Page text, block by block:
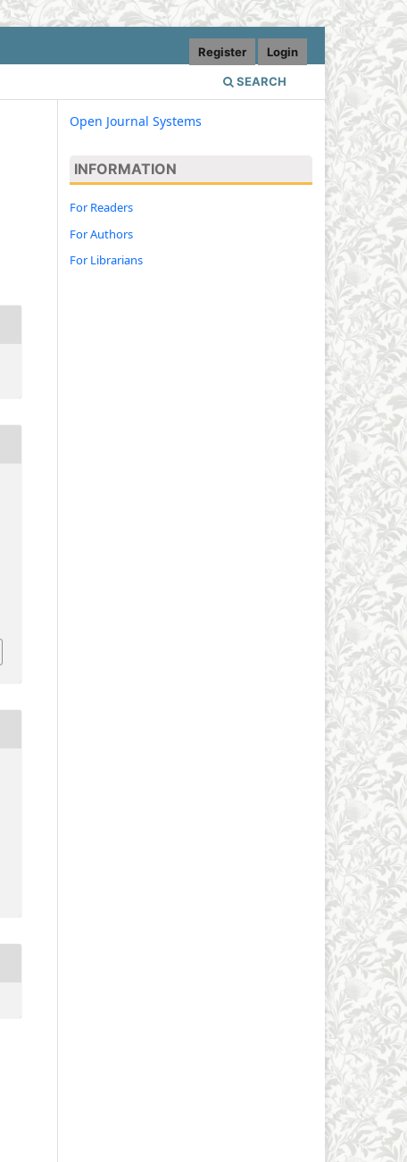
SEARCH
Register Login
Open Journal Systems
INFORMATION
For Readers
For Authors
For Librarians